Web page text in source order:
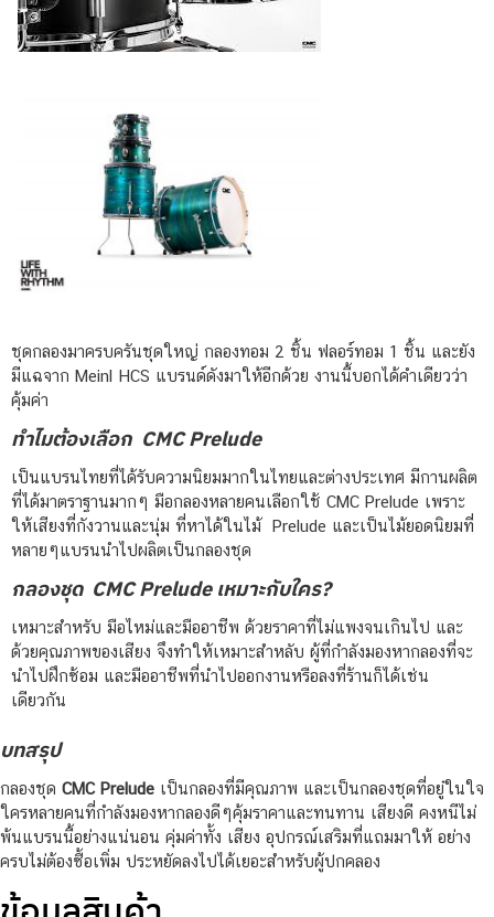
ชุดกลองมาครบครันชุดใหญ่ กลองทอม 2 ชิ้น ฟลอร์ทอม 1 ชิ้น และยัง
มีแฉจาก Meinl HCS แบรนด์ดังมาให้อีกด้วย งานนี้บอกได้คำเดียวว่า
คุ้มค่า
ทำไมต้องเลือก CMC Prelude
เป็นแบรนไทยที่ได้รับความนิยมมากในไทยและต่างประเทศ มีกานผลิต
ที่ได้มาตราฐานมากๆ มือกลองหลายคนเลือกใช้ CMC Prelude เพราะ
ให้เสียงที่กังวานและนุ่ม ที่หาได้ในไม้ Prelude และเป็นไม้ยอดนิยมที่
หลายๆแบรนนำไปผลิตเป็นกลองชุด
กลองชุด CMC Prelude เหมาะกับใคร?
เหมาะสำหรับ มือไหม่และมืออาชีพ ด้วยราคาที่ไม่แพงจนเกินไป และ
ด้วยคุณภาพของเสียง จึงทำให้เหมาะสำหลับ ผู้ที่กำลังมองหากลองที่จะ
นำไปฝึกซ้อม และมืออาชีพที่นำไปออกงานหรือลงที่ร้านก็ได้เช่น
เดียวกัน
บทสรุป
กลองชุด CMC Prelude เป็นกลองที่มีคุณภาพ และเป็นกลองชุดที่อยู๋ในใจ
ใครหลายคนที่กำลังมองหากลองดีๆคุ้มราคาและทนทาน เสียงดี คงหนีไม่
พ้นแบรนนี้อย่างแน่นอน คุ่มค่าทั้ง เสียง อุปกรณ์เสริมที่แถมมาให้ อย่าง
ครบไม่ต้องซื้อเพิ่ม ประหยัดลงไปได้เยอะสำหรับผู้ปกคลอง